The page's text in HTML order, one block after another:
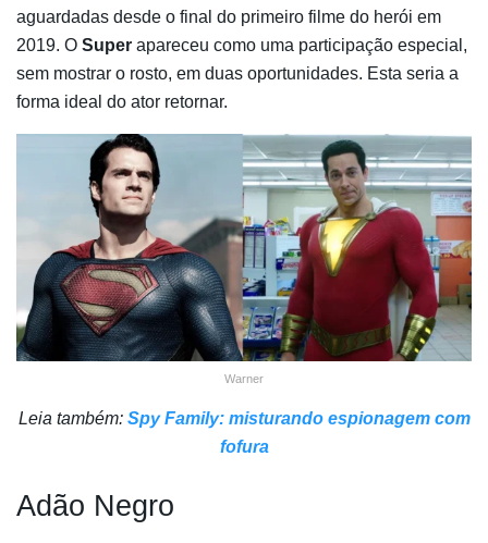
aguardadas desde o final do primeiro filme do herói em
2019. O Super apareceu como uma participação especial,
sem mostrar o rosto, em duas oportunidades. Esta seria a
forma ideal do ator retornar.
Warner
Leia também: Spy Family: misturando espionagem com
fofura
Adão Negro